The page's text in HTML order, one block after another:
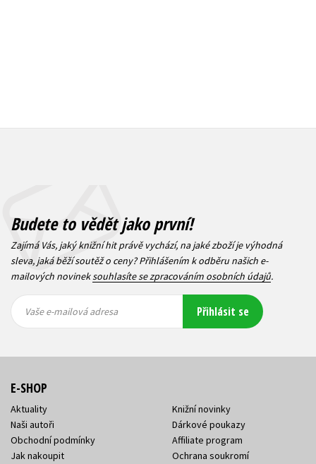
Budete to vědět jako první!
Zajímá Vás, jaký knižní hit právě vychází, na jaké zboží je výhodná
sleva, jaká běží soutěž o ceny? Přihlášením k odběru našich e-
mailových novineksouhlasíte se zpracováním osobních údajů.
mailová
mailová
Vaše e-mailová adresa Přihlásit se
E-SHOP
Aktuality
Naši autoři
Obchodní podmínky
Jak nakoupit
Knižní novinky
Dárkové poukazy
Affiliate program
Ochrana soukromí